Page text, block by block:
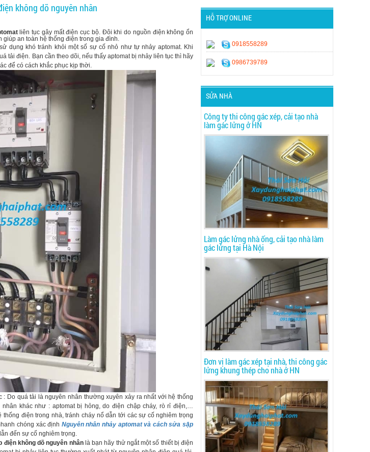
không dõ nguyên nhân
liên tục gây mất điện cục bộ. Đôi khi do nguồn điện không ổn
giúp an toàn hệ thống điện trong gia đình.
dụng khó tránh khỏi một số sự cố nhỏ như tự nhảy aptomat. Khi
tải điện. Bạn cần theo dõi, nếu thấy aptomat bị nhảy liên tục thì hãy
để có cách khắc phục kịp thời.
: Do quá tải là nguyên nhân thường xuyên xảy ra nhất với hệ thống
khác như : aptomat bị hỏng, do điện chập cháy, rò rỉ điện,…
điện trong nhà, tránh cháy nổ dẫn tới các sự cố nghiêm trọng
chóng xác định Nguyên nhân nhảy aptomat và cách sửa sập
đến sự cố nghiêm trọng.
điện không dõ nguyên nhânlà bạn hãy thử ngắt một số thiết bị điện
HỖ TRỢ ONLINE
0918558289
0986739789
SỬA NHÀ
Công ty thi công gác xép, cải tạo nhà
làm gác lửng ở HN
Làm gác lửng nhà ống, cải tạo nhà làm
gác lửng tại Hà Nội
Đơn vị làm gác xép tại nhà, thi công gác
lửng khung thép cho nhà ở HN